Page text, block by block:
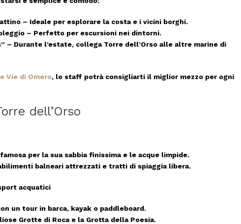
– Ideale per esplorare la costa e i vicini borghi.
– Perfetto per escursioni nei dintorni.
– Durante l’estate, collega Torre dell’Orso alle altre marine di
Vie di Omero, lo staff potrà consigliarti il miglior mezzo per ogni
dell’Orso
per la sua sabbia finissima e le acque limpide.
balneari attrezzati e tratti di spiaggia libera.
acquatici
un tour in barca, kayak o paddleboard.
Grotte di Roca e la Grotta della Poesia.